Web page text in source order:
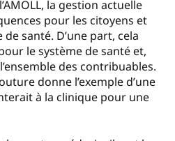
la gestion actuelle
pour les citoyens et
santé. D’une part, cela
le système de santé et,
des contribuables.
donne l’exemple d’une
à la clinique pour une